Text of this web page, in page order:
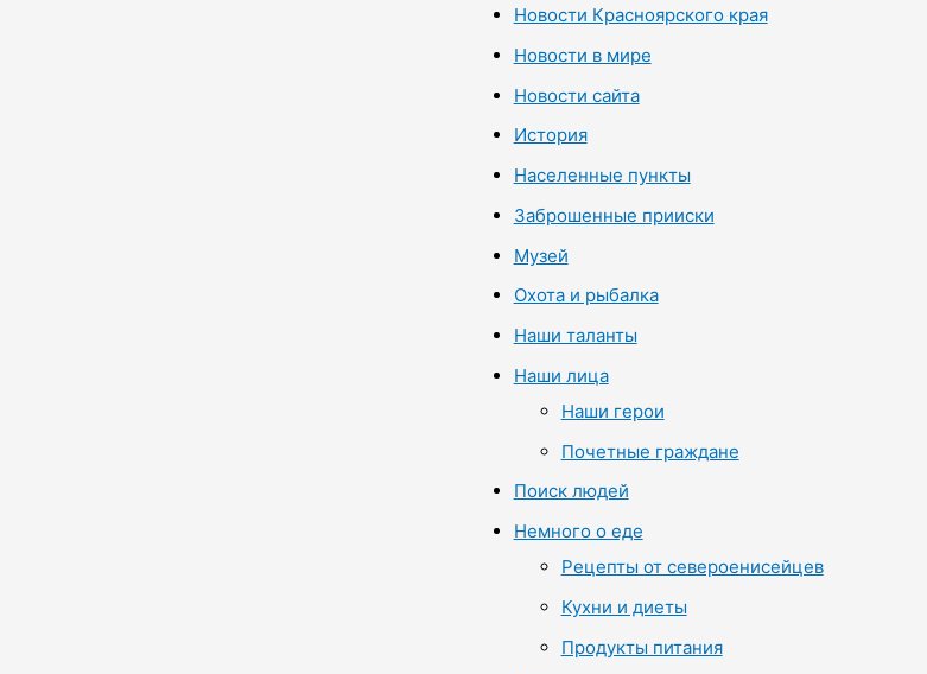
Новости Красноярского края
Новости в мире
Новости сайта
История
Населенные пункты
Заброшенные прииски
Музей
Охота и рыбалка
Наши таланты
Наши лица
Наши герои
Почетные граждане
Поиск людей
Немного о еде
Рецепты от североенисейцев
Кухни и диеты
Продукты питания